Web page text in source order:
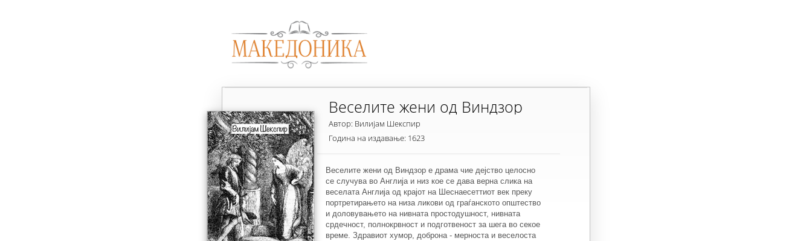
Веселите жени од Виндзор
Автор: Вилијам Шекспир
Година на издавање: 1623
Веселите жени од Виндзор е драма чие дејство целосно
се случува во Англија и низ кое се дава верна слика на
веселата Англија од крајот на Шеснаесеттиот век преку
портретирањето на низа ликови од граѓанското општество
и доловувањето на нивната простодушност, нивната
срдечност, полнокрвност и подготвеност за шега во секое
време. Здравиот хумор, доброна - мерноста и веселоста